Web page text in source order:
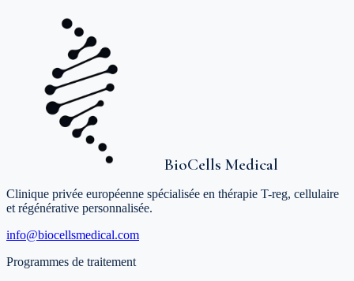
BioCells Medical
Clinique privée européenne spécialisée en thérapie T-reg, cellulaire
et régénérative personnalisée.
info@biocellsmedical.com
Programmes de traitement